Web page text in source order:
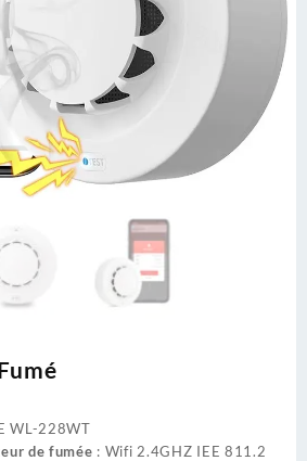
WL-228WT
de fumée : Wifi 2.4GHZ IEE 811.2